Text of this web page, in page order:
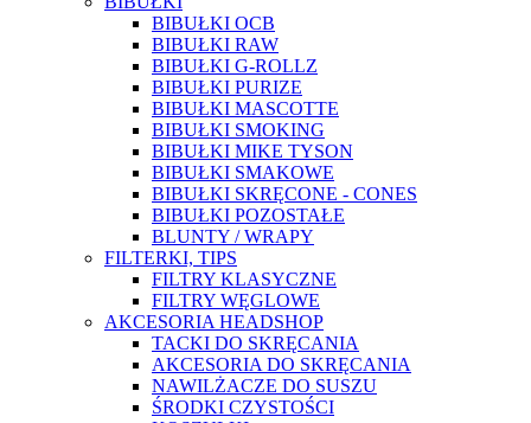
BIBUŁKI OCB
BIBUŁKI RAW
BIBUŁKI G-ROLLZ
BIBUŁKI PURIZE
BIBUŁKI MASCOTTE
BIBUŁKI SMOKING
BIBUŁKI MIKE TYSON
BIBUŁKI SMAKOWE
BIBUŁKI SKRĘCONE - CONES
BIBUŁKI POZOSTAŁE
BLUNTY / WRAPY
FILTERKI, TIPS
FILTRY KLASYCZNE
FILTRY WĘGLOWE
AKCESORIA HEADSHOP
TACKI DO SKRĘCANIA
AKCESORIA DO SKRĘCANIA
NAWILŻACZE DO SUSZU
ŚRODKI CZYSTOŚCI